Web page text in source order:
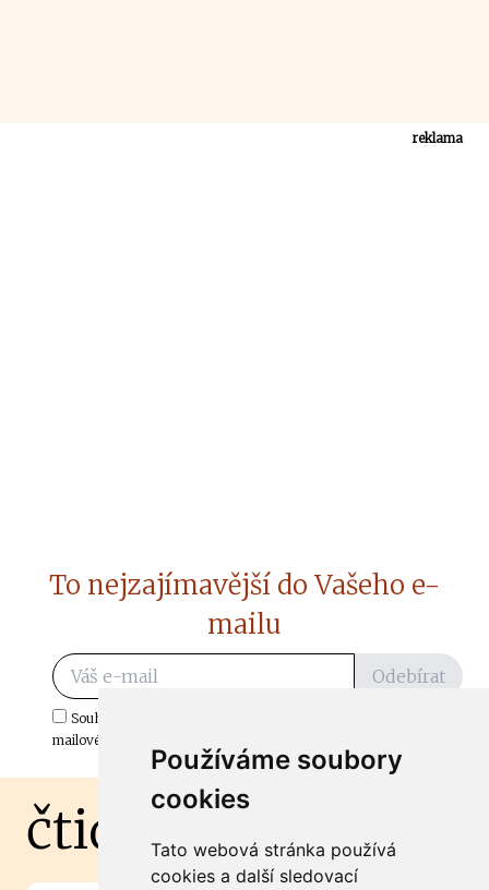
Používáme soubory
cookies
Tato webová stránka používá
cookies a další sledovací
reklama
To nejzajímavější do Vašeho e-
mailu
Odebírat
Souhlasím s odběrem důležitých zpráv ze ČtiDoma.cz do mé e-
mailové schránky.
čtidoma.cz